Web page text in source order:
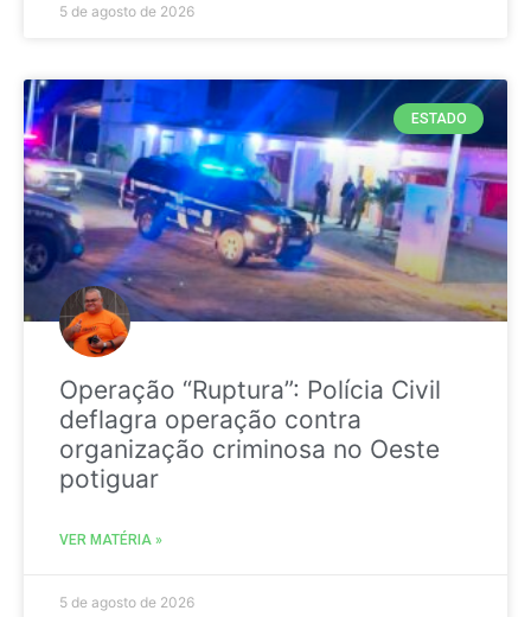
5 de agosto de 2026
ESTADO
Operação “Ruptura”: Polícia Civil
deflagra operação contra
organização criminosa no Oeste
potiguar
VER MATÉRIA »
5 de agosto de 2026